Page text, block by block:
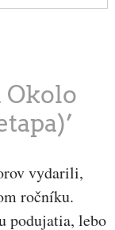
Okolo
vydarili,
ročníku.
podujatia, lebo